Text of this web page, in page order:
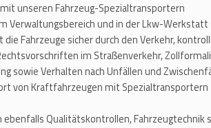
unseren Fahrzeug-Spezialtransportern
Verwaltungsbereich und in der Lkw-
Fahrzeuge sicher durch den Verkehr,
im Straßenverkehr,
sowie Verhalten nach Unfällen und
von Kraftfahrzeugen mit
ebenfalls Qualitätskontrollen, Fahrzeugtechnik